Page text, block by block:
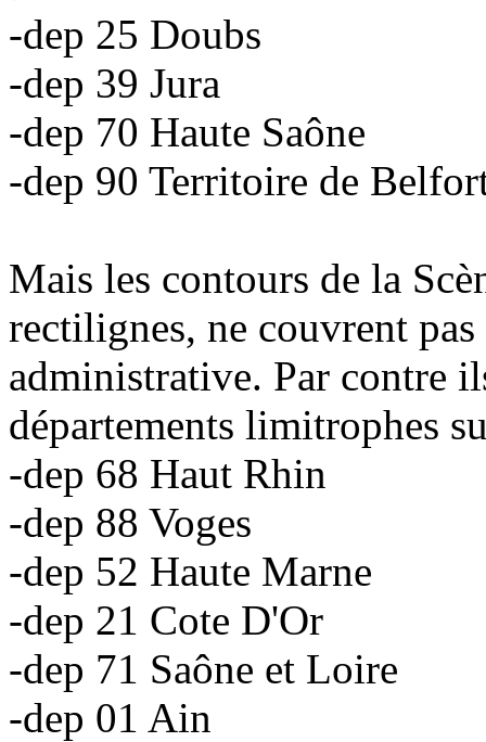
-dep 25 Doubs
-dep 39 Jura
-dep 70 Haute Saône
-dep 90 Territoire de
Mais les contours de la
rectilignes, ne couvrent
administrative. Par contre
départements limitrophes
-dep 68 Haut Rhin
-dep 88 Voges
-dep 52 Haute Marne
-dep 21 Cote D'Or
-dep 71 Saône et Loire
-dep 01 Ain